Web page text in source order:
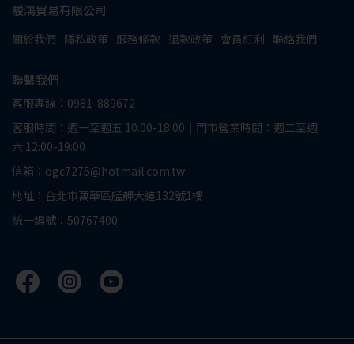
駿鴻貿易有限公司
關於我們 隱私政策 服務條款 退款政策 會員紅利 聯絡我們
聯繫我們
客服專線：0981-889672
客服時間：週一至週五 10:00-18:00｜門市營業時間：週二至週
六 12:00-19:00
信箱：ogc7275@hotmail.com.tw
地址：台北市萬華區艋舺大道132號1樓
統一編號：50767400